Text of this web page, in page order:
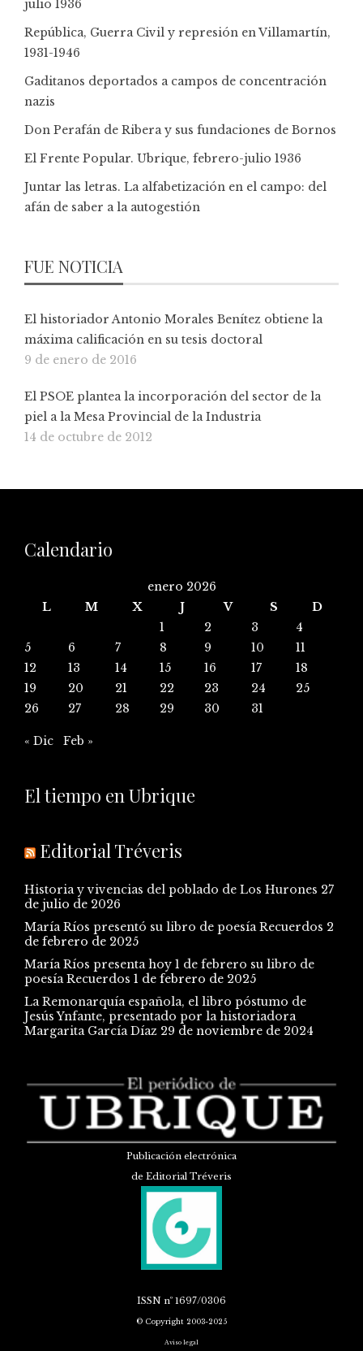
julio 1936
República, Guerra Civil y represión en Villamartín,
1931-1946
Gaditanos deportados a campos de concentración
nazis
Don Perafán de Ribera y sus fundaciones de Bornos
El Frente Popular. Ubrique, febrero-julio 1936
Juntar las letras. La alfabetización en el campo: del
afán de saber a la autogestión
FUE NOTICIA
El historiador Antonio Morales Benítez obtiene la
máxima calificación en su tesis doctoral
9 de enero de 2016
El PSOE plantea la incorporación del sector de la
piel a la Mesa Provincial de la Industria
14 de octubre de 2012
Calendario
enero 2026
L
M X J V S
D
1
2 3
4
5
6 7 8 9 10
11
12
13 14 15 16 17
18
19
20 21 22 23 24
25
26
27 28 29 30 31
« Dic Feb »
El tiempo en Ubrique
Editorial Tréveris
Historia y vivencias del poblado de Los Hurones 27
de julio de 2026
María Ríos presentó su libro de poesía Recuerdos 2
de febrero de 2025
María Ríos presenta hoy 1 de febrero su libro de
poesía Recuerdos 1 de febrero de 2025
La Remonarquía española, el libro póstumo de
Jesús Ynfante, presentado por la historiadora
Margarita García Díaz 29 de noviembre de 2024
Publicación electrónica
de Editorial Tréveris
ISSN nº 1697/0306
© Copyright 2003-2025
Aviso legal